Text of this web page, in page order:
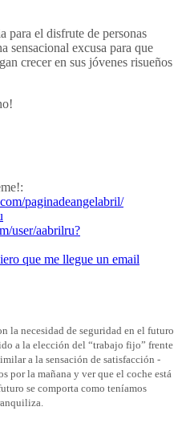
para el disfrute de personas
sensacional excusa para que
crecer en sus jóvenes risueños
paginadeangelabril/
user/aabrilru?
que me llegue un email
la necesidad de seguridad en el futuro
a la elección del “trabajo fijo” frente
a la sensación de satisfacción -
por la mañana y ver que el coche está
se comporta como teníamos